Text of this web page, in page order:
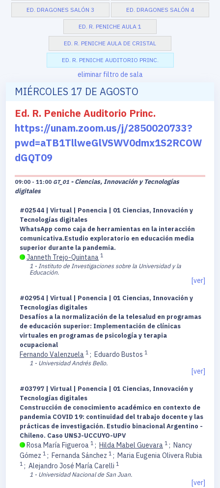
ED. DRAGONES SALÓN 3 ED. DRAGONES SALÓN 4
ED. R. PENICHE AULA 1
ED. R. PENICHE AULA DE CRISTAL
ED. R. PENICHE AUDITORIO PRINC.
eliminar filtro de sala
MIÉRCOLES 17 DE AGOSTO
Ed. R. Peniche Auditorio Princ.
https://unam.zoom.us/j/2850020733?
pwd=aTB1TllweGlVSWV0dmx1S2RCOW
dGQT09
09:00 - 11:00 GT_01 - Ciencias, Innovación y Tecnologías
digitales
#02544 | Virtual | Ponencia | 01 Ciencias, Innovación y
Tecnologías digitales
WhatsApp como caja de herramientas en la interacción
comunicativa.Estudio exploratorio en educación media
superior durante la pandemia.
Janneth Trejo-Quintana 1
1 - Instituto de Investigaciones sobre la Universidad y la
Educación.
[ver]
#02954 | Virtual | Ponencia | 01 Ciencias, Innovación y
Tecnologías digitales
Desafíos a la normalización de la telesalud en programas
de educación superior: Implementación de clínicas
virtuales en programas de psicología y terapia
ocupacional
Fernando Valenzuela 1 ; Eduardo Bustos 1
1 - Universidad Andrés Bello.
[ver]
#03797 | Virtual | Ponencia | 01 Ciencias, Innovación y
Tecnologías digitales
Construcción de conocimiento académico en contexto de
pandemia COVID 19: continuidad del trabajo docente y las
prácticas de investigación. Estudio binacional Argentino -
Chileno. Caso UNSJ-UCCUYO-UPV
Rosa María Figueroa 1 ; Hilda Mabel Guevara 1 ; Nancy
Gómez 1 ; Fernanda Sánchez 1 ; Maria Eugenia Olivera Rubia
1 ; Alejandro José María Carelli 1
1 - Universidad Nacional de San Juan.
[ver]